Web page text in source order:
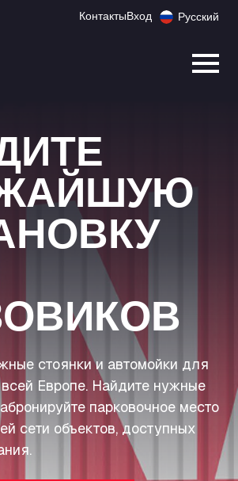
КонтактыВход Русский
стоянки и автомойки для
всей Европе. Найдите нужные
парковочное место
сети объектов, доступных